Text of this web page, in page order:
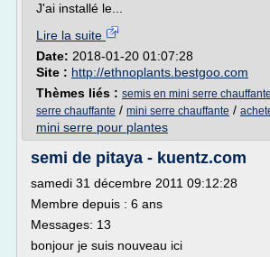
J'ai installé le...
Lire la suite
Date: 2018-01-20 01:07:28
Site : http://ethnoplants.bestgoo.com
Thèmes liés : semis en mini serre chauffante
serre chauffante / mini serre chauffante /
mini serre pour plantes
semi de pitaya - kuentz.com
samedi 31 décembre 2011 09:12:28
Membre depuis : 6 ans
Messages: 13
bonjour je suis nouveau ici